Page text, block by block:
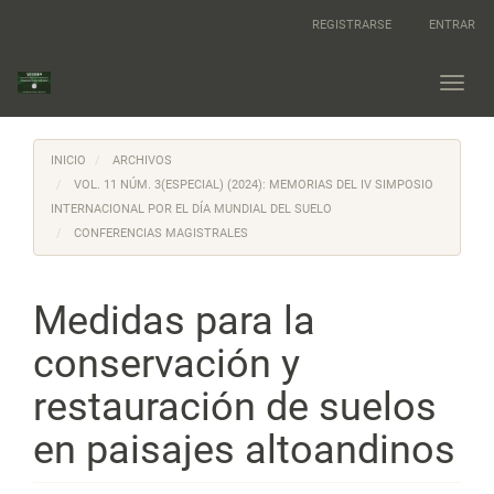
principal
Barra
lateral
REGISTRARSE ENTRAR
INICIO
ARCHIVOS
VOL. 11 NÚM. 3(ESPECIAL) (2024): MEMORIAS DEL IV SIMPOSIO
INTERNACIONAL POR EL DÍA MUNDIAL DEL SUELO
CONFERENCIAS MAGISTRALES
Medidas para la
conservación y
restauración de suelos
en paisajes altoandinos